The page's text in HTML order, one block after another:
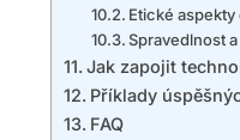
Etické
Spravedlnost
Jak zapojit
Příklady
FAQ